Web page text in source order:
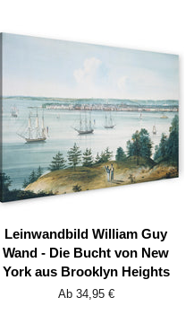
Leinwandbild William Guy
Wand - Die Bucht von New
York aus Brooklyn Heights
Ab 34,95 €